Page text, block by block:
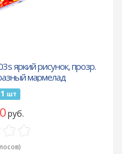
яркий рисунок, прозр.
мармелад
1 шт
руб.